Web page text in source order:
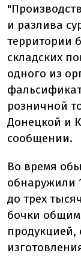
и разлива
территории
складских
одного из
розничной
Донецкой и
сообщении.
Во время
обнаружили
до трех
бочки общим
продукцией,